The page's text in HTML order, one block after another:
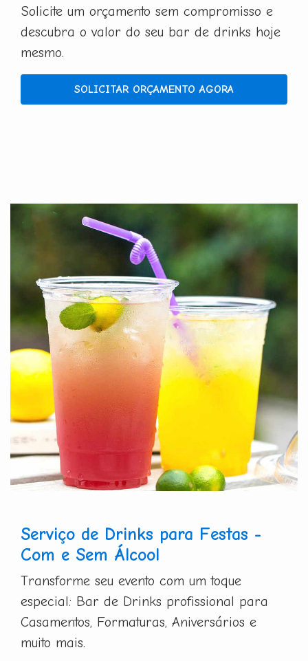
Solicite um orçamento sem compromisso e
descubra o valor do seu bar de drinks hoje
mesmo.
SOLICITAR ORÇAMENTO AGORA
Serviço de Drinks para Festas -
Com e Sem Álcool
Transforme seu evento com um toque
especial: Bar de Drinks profissional para
Casamentos, Formaturas, Aniversários e
muito mais.